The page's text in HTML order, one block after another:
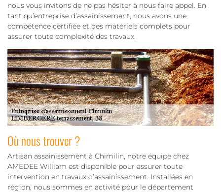
nous vous invitons de ne pas hésiter à nous faire appel. En
tant qu’entreprise d’assainissement, nous avons une
compétence certifiée et des matériels complets pour
assurer toute complexité des travaux.
Où nous trouver ?
Artisan assainissement à Chimilin, notre équipe chez
AMEDEE William est disponible pour assurer toute
intervention en travaux d’assainissement. Installées en
région, nous sommes en activité pour le département